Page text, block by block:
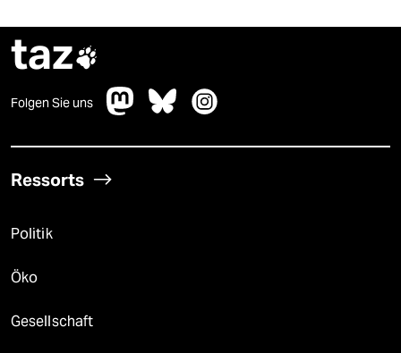
taz
Folgen Sie uns
Ressorts
Politik
Öko
Gesellschaft